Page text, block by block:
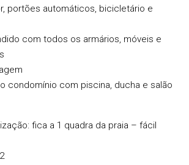
portões automáticos, bicicletário e
com todos os armários, móveis e
condomínio com piscina, ducha e salão
fica a 1 quadra da praia – fácil